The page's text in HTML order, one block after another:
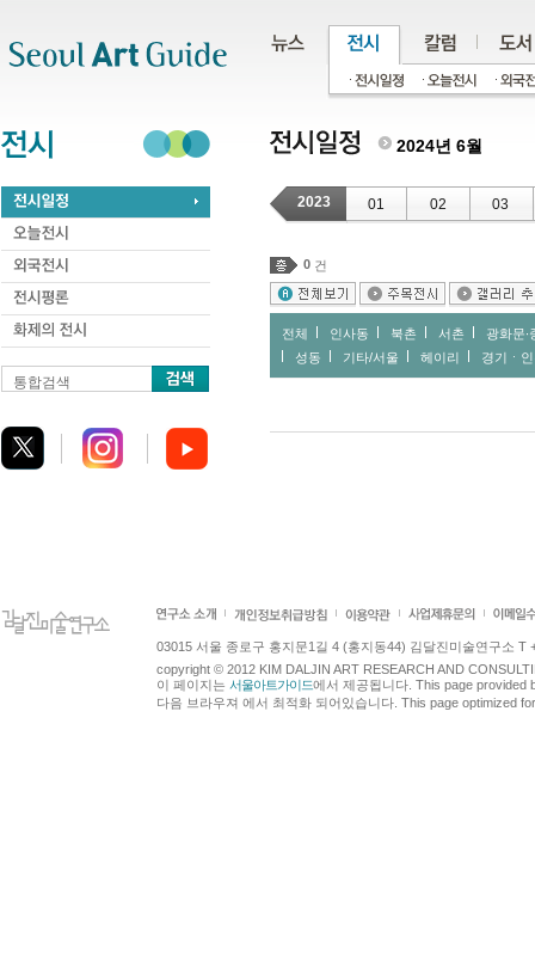
통합검색
2024년 6월
2023 01 02 03
0 건
전체 인사동 북촌 서촌
광화문∙
성동
기타/서울 헤이리 경기ㆍ
03015 서울 종로구 홍지문1길 4 (홍지동44) 김달진미술연구소 T
copyright © 2012 KIM DALJIN ART RESEARCH AND
이 페이지는 서울아트가이드에서 제공됩니다. This page provided
다음 브라우져 에서 최적화 되어있습니다. This page optimized